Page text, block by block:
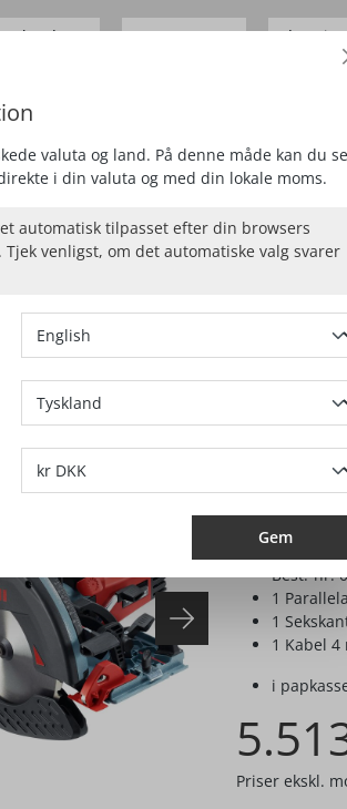
Tyskland
Artikel nr.:
1
Best.-nr.
1
1
1 Kabel 4
i
Priser ekskl.
valuta og land. På denne måde kan du se
i din valuta og med din lokale moms.
automatisk tilpasset efter din browsers
venligst, om det automatiske valg svarer
Gem